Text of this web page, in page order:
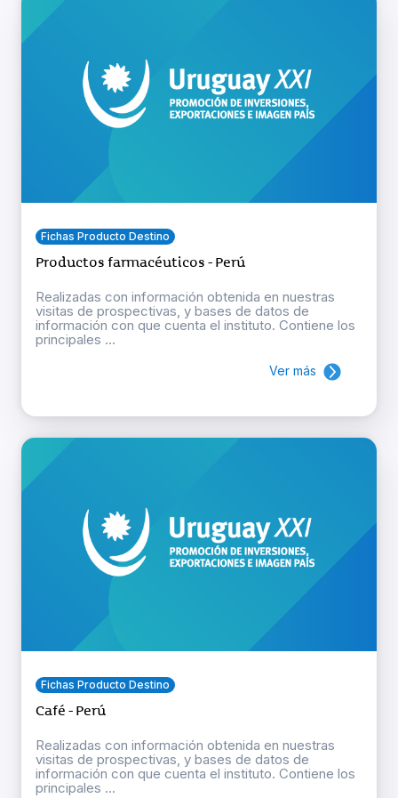
Fichas Producto Destino
Productos farmacéuticos - Perú
Realizadas con información obtenida en nuestras
visitas de prospectivas, y bases de datos de
información con que cuenta el instituto. Contiene los
principales ...
Ver más
Fichas Producto Destino
Café - Perú
Realizadas con información obtenida en nuestras
visitas de prospectivas, y bases de datos de
información con que cuenta el instituto. Contiene los
principales ...